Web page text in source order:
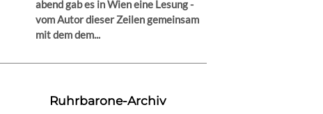
abend gab es in Wien eine Lesung -
vom Autor dieser Zeilen gemeinsam
mit dem dem...
Ruhrbarone-Archiv